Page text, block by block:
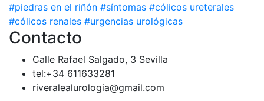
#piedras en el riñón #síntomas #cólicos ureterales
#cólicos renales #urgencias urológicas
Contacto
Calle Rafael Salgado, 3 Sevilla
tel:+34 611633281
riveralealurologia@gmail.com